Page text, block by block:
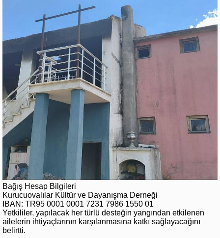
Bağış Hesap Bilgileri
Kurucuovalılar Kültür ve Dayanışma Derneği
IBAN: TR95 0001 0001 7231 7986 1550 01
Yetkililer, yapılacak her türlü desteğin yangından etkilenen
ailelerin ihtiyaçlarının karşılanmasına katkı sağlayacağını
belirtti.